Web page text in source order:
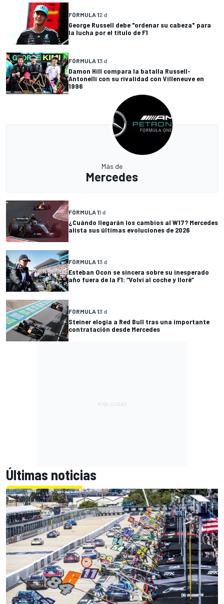
FÓRMULA 12 d
George Russell debe "ordenar su cabeza" para
la lucha por el título de F1
FÓRMULA 13 d
Damon Hill compara la batalla Russell-
Antonelli con su rivalidad con Villeneuve en
1996
Más de
Mercedes
FÓRMULA 11 d
¿Cuándo llegarán los cambios al W17? Mercedes
alista sus últimas evoluciones de 2026
FÓRMULA 13 d
Esteban Ocon se sincera sobre su inesperado
año fuera de la F1: “Volví al coche y lloré”
FÓRMULA 13 d
Steiner elogia a Red Bull tras una importante
contratación desde Mercedes
Últimas noticias